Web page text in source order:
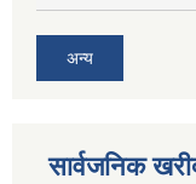
अन्य
सार्वजनिक